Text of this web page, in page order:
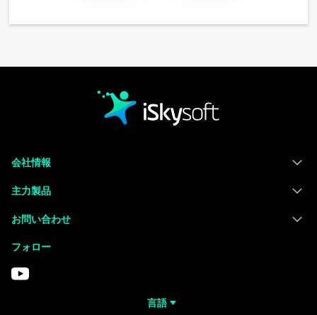
会社情報
主力製品
お問い合わせ
フォロー
言語